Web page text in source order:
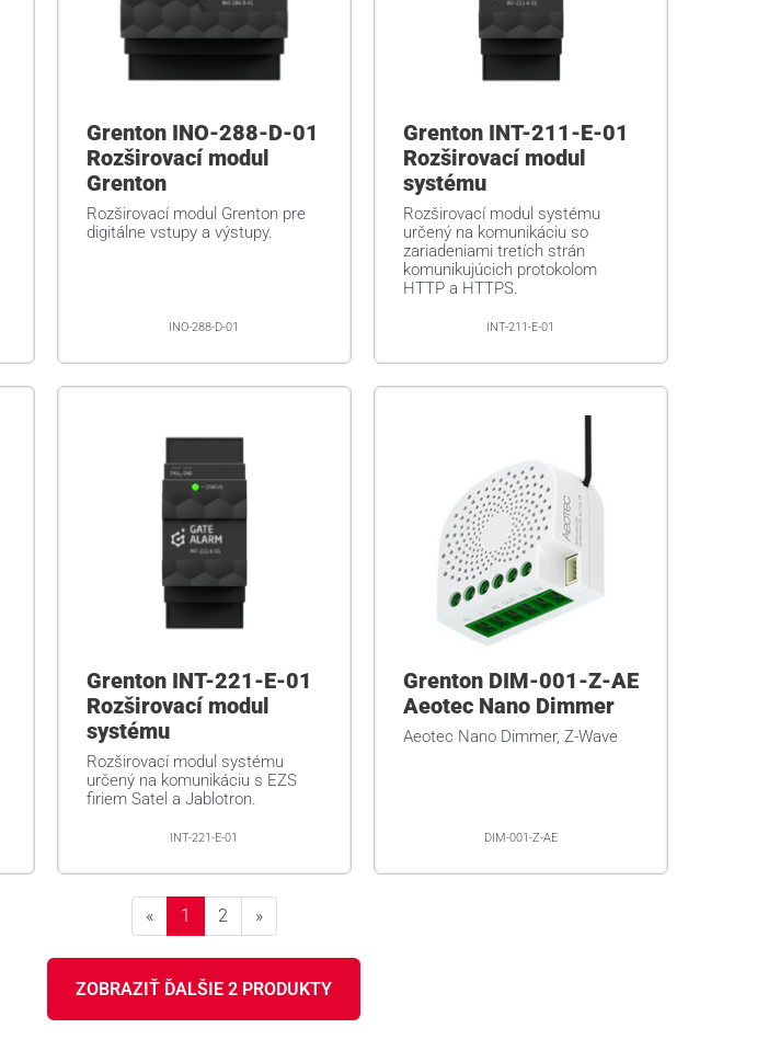
Grenton INO-288-D-01
Rozširovací modul
Grenton
Rozširovací modul Grenton pre
digitálne vstupy a výstupy.
INO-288-D-01
Grenton INT-211-E-01
Rozširovací modul
systému
Rozširovací modul systému
určený na komunikáciu so
zariadeniami tretích strán
komunikujúcich protokolom
HTTP a HTTPS.
INT-211-E-01
Grenton INT-221-E-01
Rozširovací modul
systému
Rozširovací modul systému
určený na komunikáciu s EZS
firiem Satel a Jablotron.
INT-221-E-01
Grenton DIM-001-Z-AE
Aeotec Nano Dimmer
Aeotec Nano Dimmer, Z-Wave
DIM-001-Z-AE
« 1 2 »
ZOBRAZIŤ ĎALŠIE 2 PRODUKTY